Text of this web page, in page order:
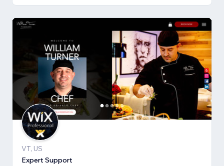
VT, US
Expert Support